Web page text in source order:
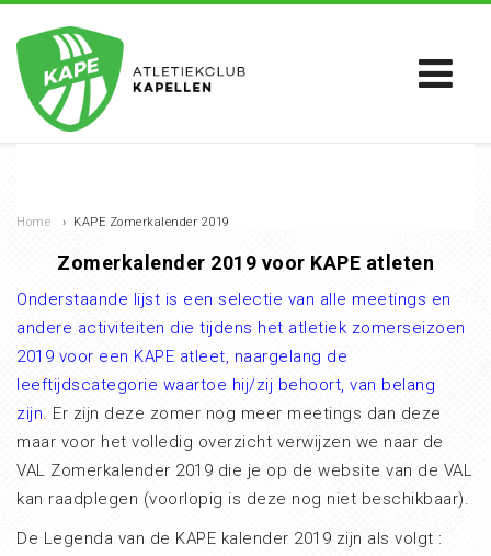
Home › KAPE Zomerkalender 2019
Zomerkalender 2019 voor KAPE atleten
Onderstaande lijst is een selectie van alle meetings en
andere activiteiten die tijdens het atletiek zomerseizoen
2019 voor een KAPE atleet, naargelang de
leeftijdscategorie waartoe hij/zij behoort, van belang
zijn. Er zijn deze zomer nog meer meetings dan deze
maar voor het volledig overzicht verwijzen we naar de
VAL Zomerkalender 2019 die je op de website van de VAL
kan raadplegen (voorlopig is deze nog niet beschikbaar).
De Legenda van de KAPE kalender 2019 zijn als volgt :